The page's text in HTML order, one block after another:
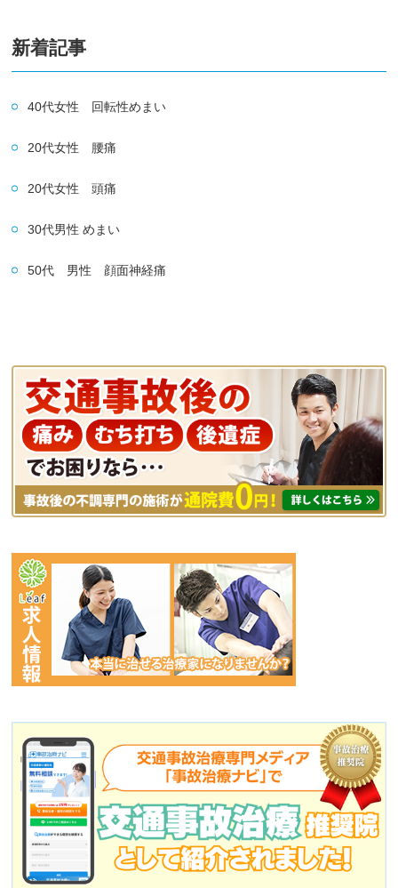
新着記事
40代女性 回転性めまい
20代女性 腰痛
20代女性 頭痛
30代男性 めまい
50代 男性 顔面神経痛